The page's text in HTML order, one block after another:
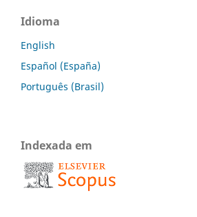
Idioma
English
Español (España)
Português (Brasil)
Indexada em